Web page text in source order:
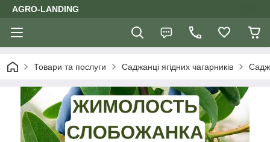
AGRO-LANDING
Товари та послуги Саджанці ягідних чагарників